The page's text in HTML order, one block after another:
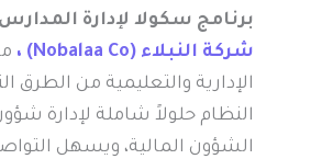
برنامج سكولا لإدارة المدارس
شركة النبلاء (Nobalaa Co) ،
الإدارية والتعليمية من الطرق
النظام حلولاً شاملة لإدارة
الشؤون المالية، ويسهل